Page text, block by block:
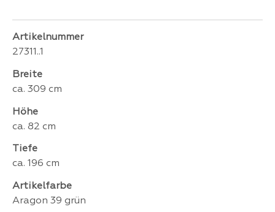
Artikelnummer
27311..1
Breite
ca. 309 cm
Höhe
ca. 82 cm
Tiefe
ca. 196 cm
Artikelfarbe
Aragon 39 grün